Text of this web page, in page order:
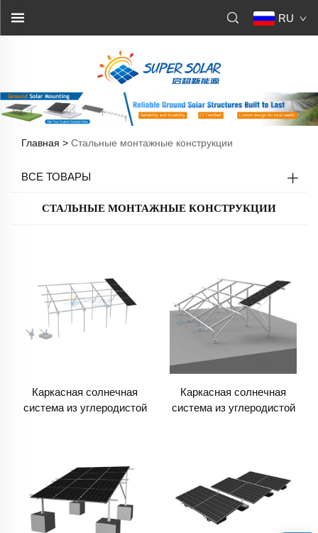
RU
Главная > Стальные монтажные конструкции
ВСЕ ТОВАРЫ
СТАЛЬНЫЕ МОНТАЖНЫЕ КОНСТРУКЦИИ
Каркасная солнечная
система из углеродистой
Каркасная солнечная
система из углеродистой